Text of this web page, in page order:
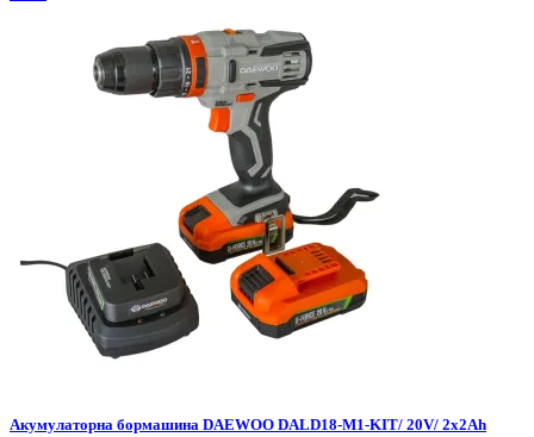
Акумулаторна бормашина DAEWOO DALD18-M1-KIT/ 20V/ 2x2Ah